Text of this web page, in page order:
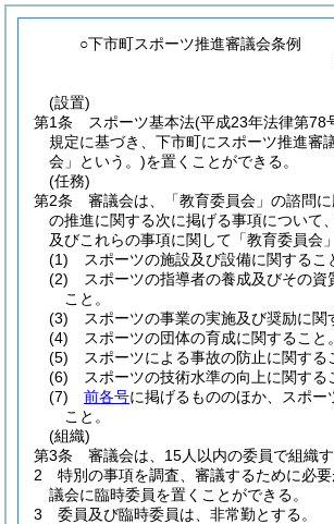
○下市町スポーツ推進審議会条例
(設置)
第1条
スポーツ基本法(平成23年法律第78
規定に基づき、下市町にスポーツ推進審
会」という。)を置くことができる。
(任務)
第2条
審議会は、「教育委員会」の諮問
の推進に関する次に掲げる事項について
及びこれらの事項に関して「教育委員会
(1)
スポーツの施設及び設備に関するこ
(2)
スポーツの指導者の養成及びその資
こと。
(3)
スポーツの事業の実施及び奨励に関
(4)
スポーツの団体の育成に関すること。
(5)
スポーツによる事故の防止に関する
(6)
スポーツの技術水準の向上に関する
(7)
前各号に掲げるもののほか、スポー
こと。
(組織)
第3条
審議会は、15人以内の委員で組織す
2
特別の事項を調査、審議するために必
議会に臨時委員を置くことができる。
3
委員及び臨時委員は、非常勤とする。